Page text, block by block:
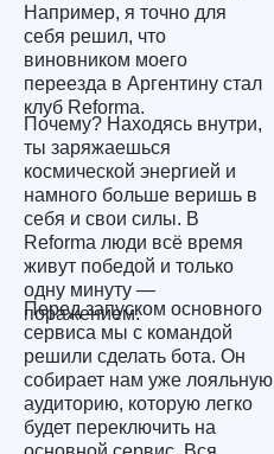
Например, я точно для
себя решил, что
виновником моего
переезда в Аргентину стал
клуб Reforma.
Почему? Находясь внутри,
ты заряжаешься
космической энергией и
намного больше веришь в
себя и свои силы. В
Reforma люди всё время
живут победой и только
одну минуту —
поражением.
Перед запуском основного
сервиса мы с командой
решили сделать бота. Он
собирает нам уже лояльную
аудиторию, которую легко
будет переключить на